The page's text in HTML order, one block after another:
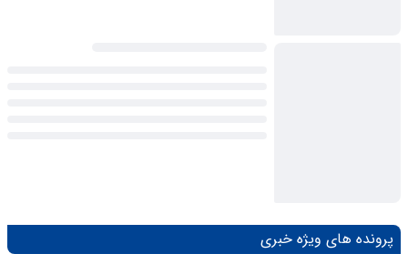
پرونده های ویژه خبری